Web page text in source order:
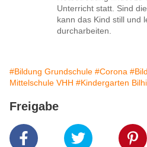
Unterricht statt. Sind
kann das Kind still und
durcharbeiten.
#Bildung Grundschule #Corona
Mittelschule VHH #Kindergarten
Freigabe